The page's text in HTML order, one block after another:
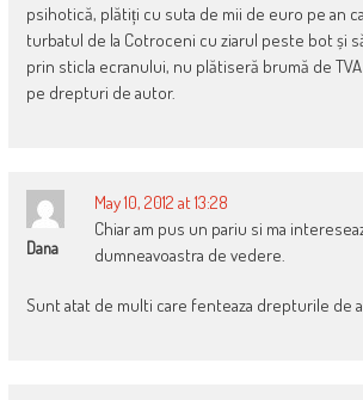
psihotică, plătiți cu suta de mii de euro pe an
turbatul de la Cotroceni cu ziarul peste bot și
prin sticla ecranului, nu plătiseră brumă de
pe drepturi de autor.
Dana
May 10, 2012 at 13:28
Chiar am pus un pariu si ma
dumneavoastra de vedere.
Sunt atat de multi care fenteaza drepturile de